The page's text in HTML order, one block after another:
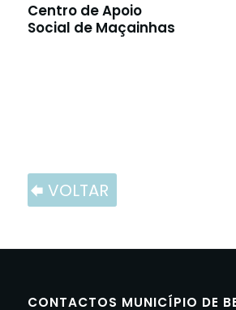
Centro de Apoio
Social de Maçainhas
VOLTAR
CONTACTOS MUNICÍPIO DE